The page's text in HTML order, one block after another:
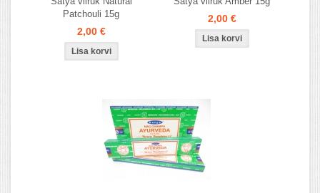
Patchouli 15g
2,00 €
2,00 €